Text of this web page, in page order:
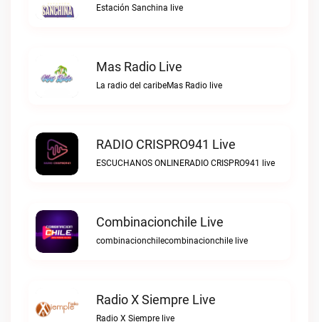
Estación Sanchina live
Mas Radio Live
La radio del caribeMas Radio live
RADIO CRISPRO941 Live
ESCUCHANOS ONLINERADIO CRISPRO941 live
Combinacionchile Live
combinacionchilecombinacionchile live
Radio X Siempre Live
Radio X Siempre live